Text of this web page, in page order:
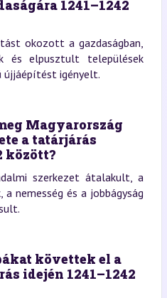
1241–1242
okozott a gazdaságban,
és elpusztult települések
újjáépítést igényelt.
Magyarország
a tatárjárás
között?
szerkezet átalakult, a
nemesség és a jobbágyság
követtek el a
idején 1241–1242